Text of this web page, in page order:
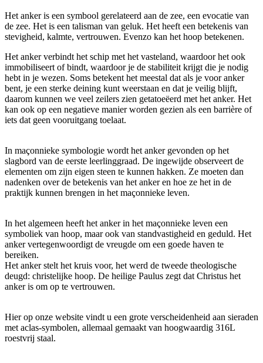
Het anker is een symbool gerelateerd aan de zee, een evocatie van
de zee. Het is een talisman van geluk. Het heeft een betekenis van
stevigheid, kalmte, vertrouwen. Evenzo kan het hoop betekenen.
Het anker verbindt het schip met het vasteland, waardoor het ook
immobiliseert of bindt, waardoor je de stabiliteit krijgt die je nodig
hebt in je wezen. Soms betekent het meestal dat als je voor anker
bent, je een sterke deining kunt weerstaan ​​en dat je veilig blijft,
daarom kunnen we veel zeilers zien getatoeëerd met het anker. Het
kan ook op een negatieve manier worden gezien als een barrière of
iets dat geen vooruitgang toelaat.
In maçonnieke symbologie wordt het anker gevonden op het
slagbord van de eerste leerlinggraad. De ingewijde observeert de
elementen om zijn eigen steen te kunnen hakken. Ze moeten dan
nadenken over de betekenis van het anker en hoe ze het in de
praktijk kunnen brengen in het maçonnieke leven.
In het algemeen heeft het anker in het maçonnieke leven een
symboliek van hoop, maar ook van standvastigheid en geduld. Het
anker vertegenwoordigt de vreugde om een ​​goede haven te
bereiken.
Het anker stelt het kruis voor, het werd de tweede theologische
deugd: christelijke hoop. De heilige Paulus zegt dat Christus het
anker is om op te vertrouwen.
Hier op onze website vindt u een grote verscheidenheid aan sieraden
met aclas-symbolen, allemaal gemaakt van hoogwaardig 316L
roestvrij staal.